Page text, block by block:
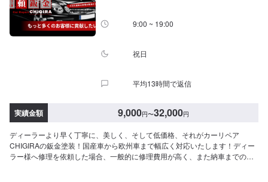
9:00 ~ 19:00
祝日
平均13時間で返信
実績金額 9,000円〜32,000円
ディーラーより早く丁寧に、美しく、そして低価格、それがカーリペア
CHIGIRAの鈑金塗装！国産車から欧州車まで幅広く対応いたします！ディー
ラー様へ修理を依頼した場合、一般的に修理費用が高く、また納車までの時